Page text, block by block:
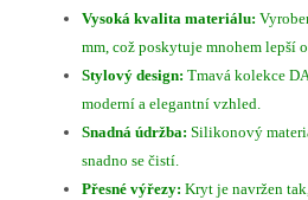
Vysoká kvalita materiálu:
mm, což poskytuje mnohem lepší
Stylový design: Tmavá kolekce
moderní a elegantní vzhled.
Snadná údržba: Silikonový
snadno se čistí.
Přesné výřezy: Kryt je navržen